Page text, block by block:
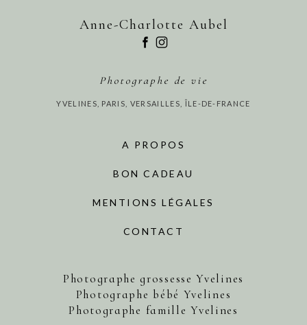
Anne-Charlotte Aubel
Photographe de vie
YVELINES, PARIS, VERSAILLES, ÎLE-DE-FRANCE
A PROPOS
BON CADEAU
MENTIONS LÉGALES
CONTACT
Photographe grossesse Yvelines
Photographe bébé Yvelines
Photographe famille Yvelines